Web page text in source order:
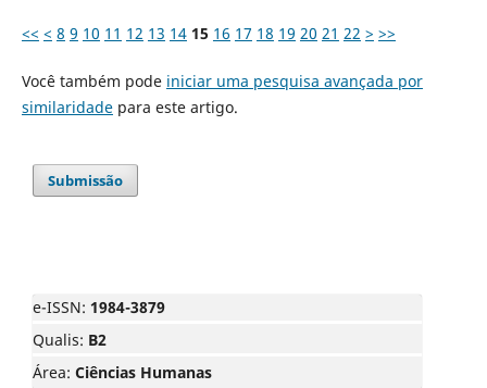
<< < 8 9 10 11 12 13 14 15 16 17 18 19 20 21 22 > >>
Você também pode iniciar uma pesquisa avançada por
similaridadepara este artigo.
Submissão
e-ISSN: 1984-3879
Qualis: B2
Área: Ciências Humanas